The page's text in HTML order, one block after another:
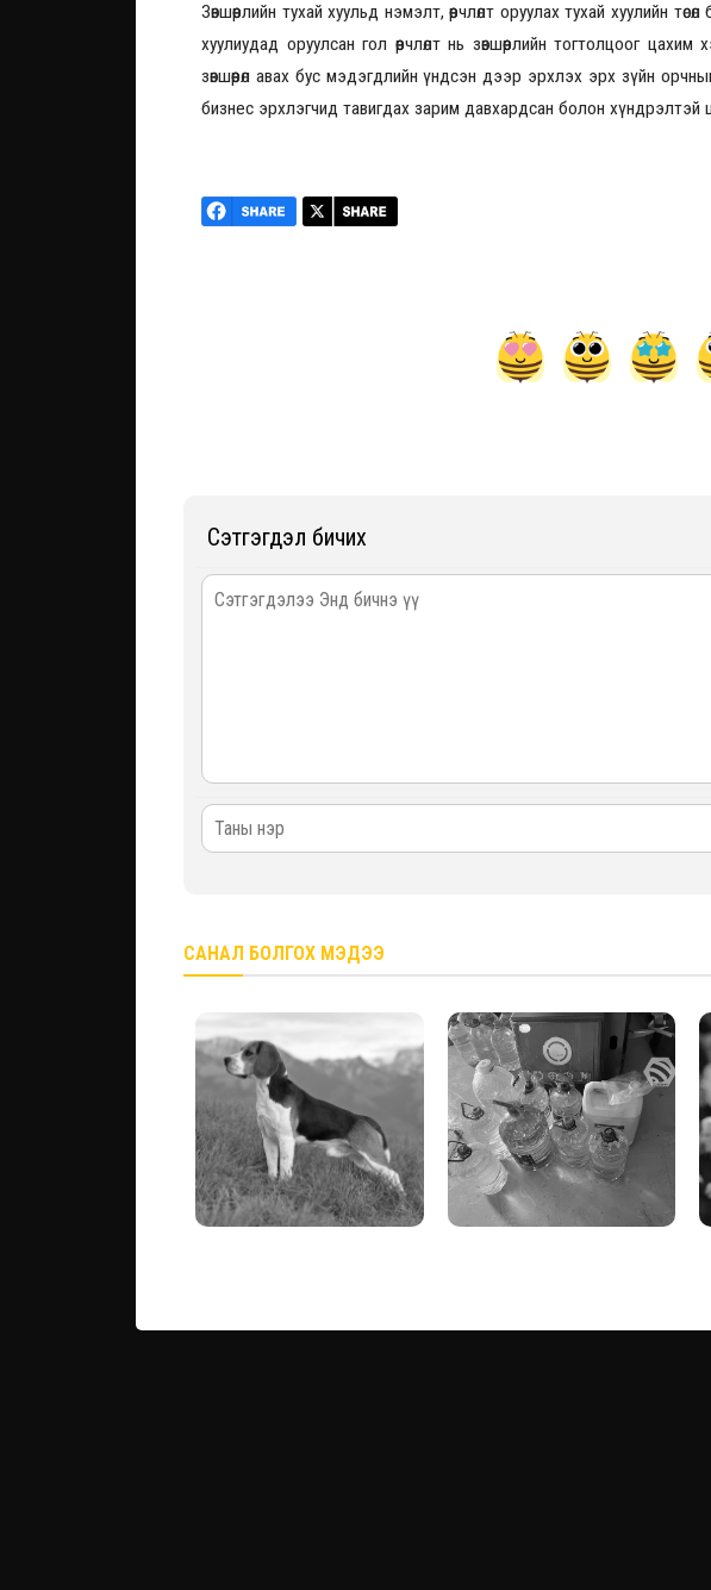
Зөвшөөрлийн тухай хуульд нэмэлт, өөрчлөлт оруулах тухай хуулийн
хуулиудад оруулсан гол өөрчлөлт нь зөвшөөрлийн тогтолцоог
зөвшөөрөл авах бус мэдэгдлийн үндсэн дээр эрхлэх эрх зүйн
бизнес эрхлэгчид тавигдах зарим давхардсан болон хүндрэлтэй
Сэтгэгдэл бичих
САНАЛ БОЛГОХ МЭДЭЭ